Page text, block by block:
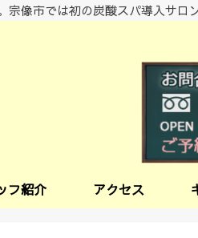
像市では初の炭酸スパ導入サロ
フ紹介 アクセス